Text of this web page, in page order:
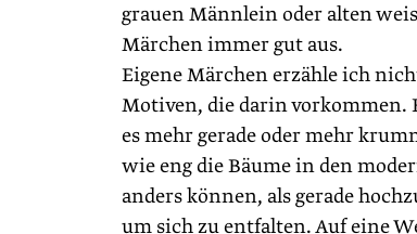
grauen Männlein oder alten
Märchen immer gut aus.
Eigene Märchen erzähle ich
Motiven, die darin vorkommen.
es mehr gerade oder mehr
wie eng die Bäume in den
anders können, als gerade
um sich zu entfalten. Auf eine